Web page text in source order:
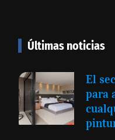
Últimas noticias
El
para